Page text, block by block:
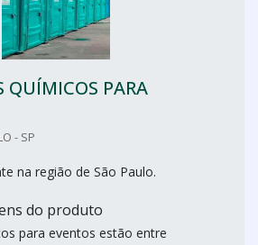
QUÍMICOS PARA
- SP
na região de São Paulo.
do produto
para eventos estão entre